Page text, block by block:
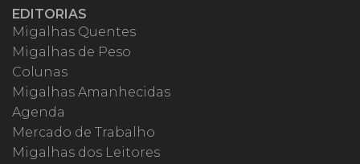
EDITORIAS
Migalhas Quentes
Migalhas de Peso
Colunas
Migalhas Amanhecidas
Agenda
Mercado de Trabalho
Migalhas dos Leitores